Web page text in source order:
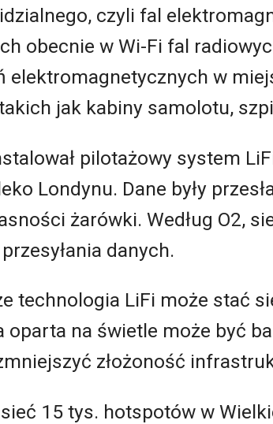
czyli fal
obecnie w Wi-Fi fal
elektromagnetycznych w
jak kabiny samolotu,
pilotażowy system
Londynu. Dane były
żarówki. Według O2,
danych.
technologia LiFi może stać
na świetle może być
złożoność
15 tys. hotspotów w